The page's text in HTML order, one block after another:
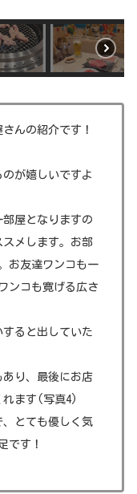
んの紹介です！
が嬉しいですよ
屋となりますの
メします。お部
お友達ワンコも一
ンコも寛げる広さ
ると出していた
り、最後にお店
れます(写真4)
とても優しく気
です！